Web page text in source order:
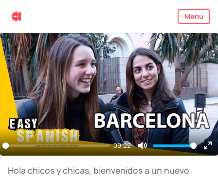
Menu
09:22
Mute
Hola chicosychicas, bienvenidosa un nuevo